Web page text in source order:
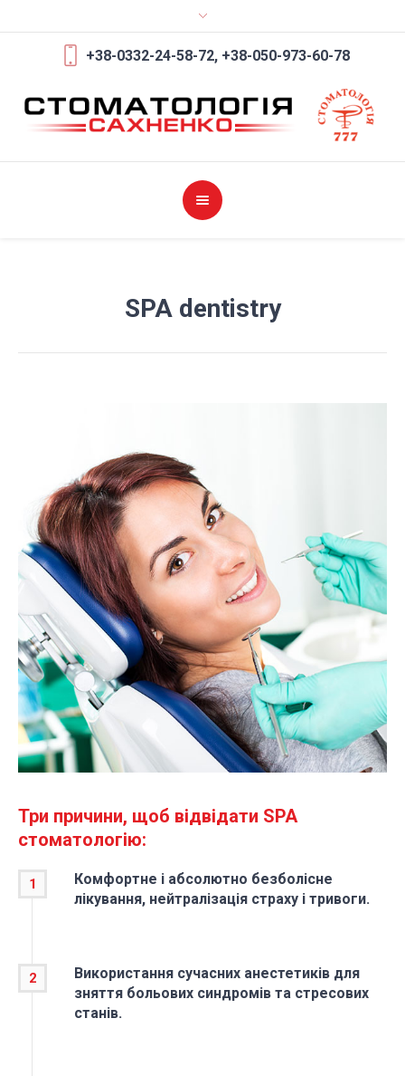
+38-0332-24-58-72,+38-050-973-60-78
SPA dentistry
Три причини, щоб відвідати SPA
стоматологію:
Комфортне і абсолютно безболісне
лікування, нейтралізація страху і тривоги.
Використання сучасних анестетиків для
зняття больових синдромів та стресових
станів.